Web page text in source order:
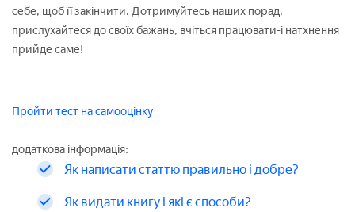
себе, щоб її закінчити. Дотримуйтесь наших порад,
прислухайтеся до своїх бажань, вчіться працювати-і натхнення
прийде саме!
Пройти тест на самооцінку
додаткова інформація:
Як написати статтю правильно і добре?
Як видати книгу і які є способи?